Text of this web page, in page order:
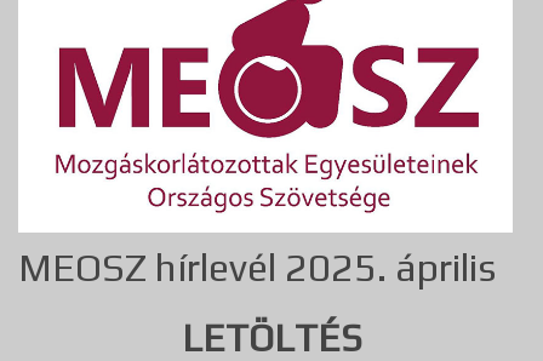
MEOSZ hírlevél 2025. április
LETÖLTÉS